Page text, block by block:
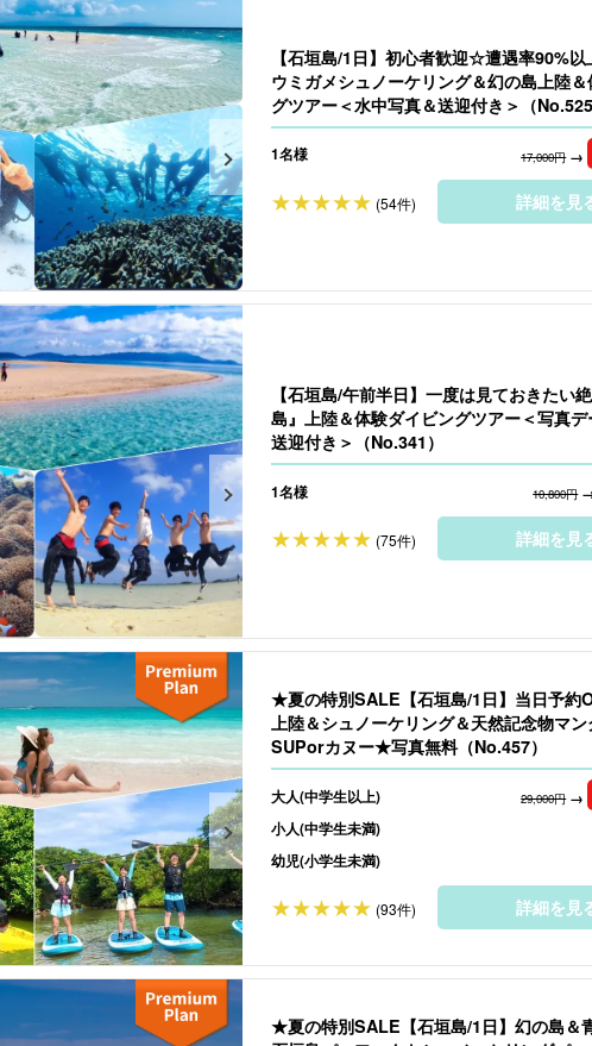
【石垣島/1日】初心者歓迎☆遭遇率90%
ウミガメシュノーケリング＆幻の島上陸
グツアー＜水中写真＆送迎付き＞（No.525
1名様 17,000円→
(54件) 詳細を見
【石垣島/午前半日】一度は見ておきたい
島』上陸＆体験ダイビングツアー＜写真デ
送迎付き＞（No.341）
1名様 10,800円
(75件) 詳細を見
★夏の特別SALE【石垣島/1日】当日予約
上陸＆シュノーケリング＆天然記念物マ
SUPorカヌー★写真無料（No.457）
大人(中学生以上) 29,000円→
小人(中学生未満)
幼児(小学生未満)
(93件) 詳細を見
★夏の特別SALE【石垣島/1日】幻の島＆